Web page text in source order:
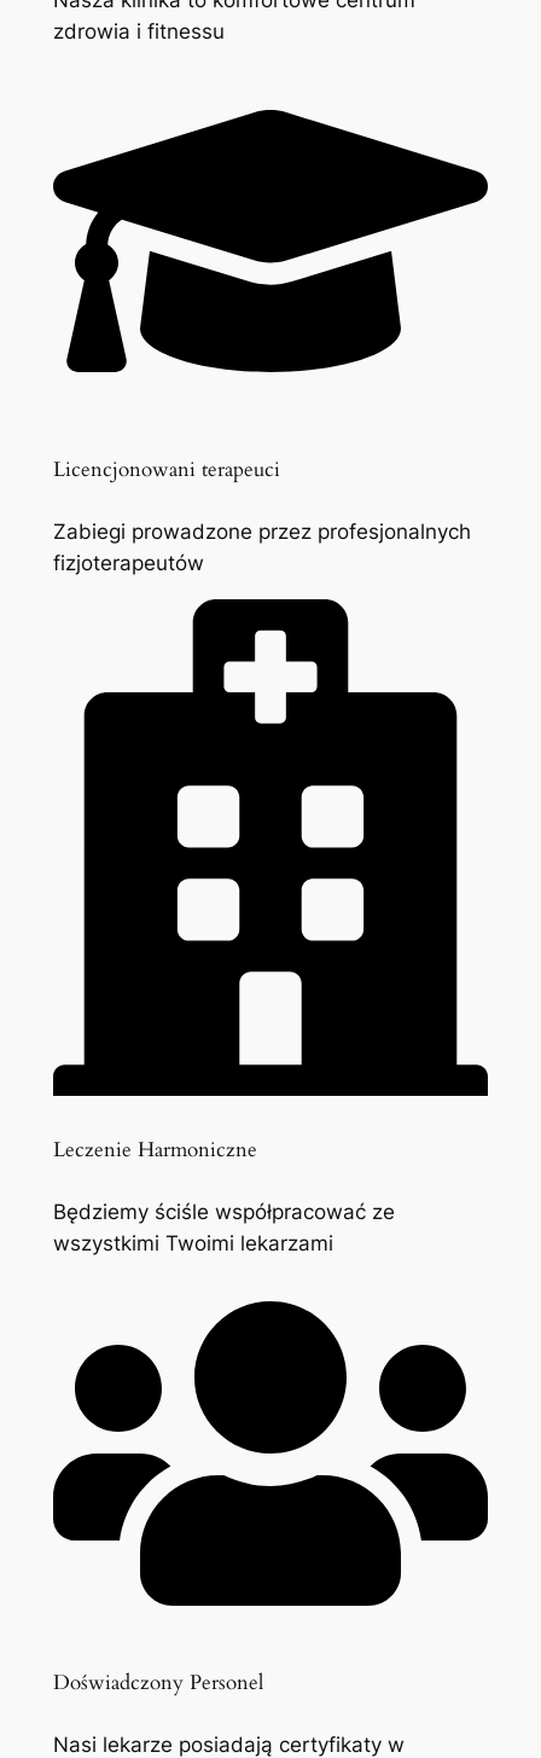
zdrowia i fitnessu
Licencjonowani terapeuci
Zabiegi prowadzone przez profesjonalnych
fizjoterapeutów
Leczenie Harmoniczne
Będziemy ściśle współpracować ze
wszystkimi Twoimi lekarzami
Doświadczony Personel
Nasi lekarze posiadają certyfikaty w